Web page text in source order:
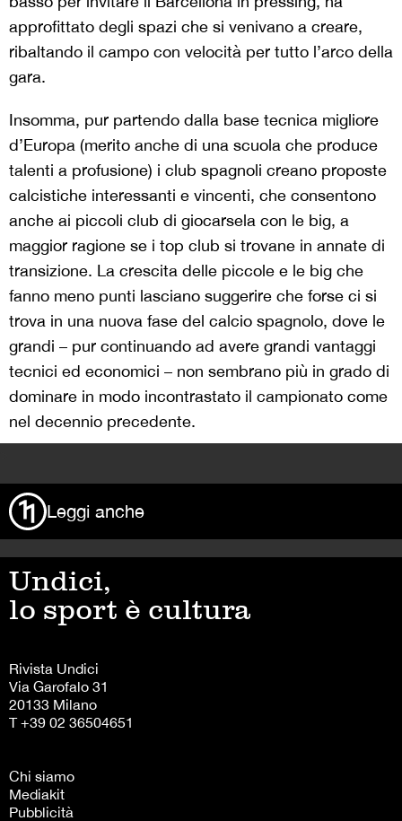
approfittato degli spazi che si venivano a creare,
ribaltando il campo con velocità per tutto l’arco della
gara.
Insomma, pur partendo dalla base tecnica migliore
d’Europa (merito anche di una scuola che produce
talenti a profusione) i club spagnoli creano proposte
calcistiche interessanti e vincenti, che consentono
anche ai piccoli club di giocarsela con le big, a
maggior ragione se i top club si trovane in annate di
transizione. La crescita delle piccole e le big che
fanno meno punti lasciano suggerire che forse ci si
trova in una nuova fase del calcio spagnolo, dove le
grandi – pur continuando ad avere grandi vantaggi
tecnici ed economici – non sembrano più in grado di
dominare in modo incontrastato il campionato come
nel decennio precedente.
Leggi anche
Undici,
lo sport è cultura
Rivista Undici
Via Garofalo 31
20133 Milano
T +39 02 36504651
Chi siamo
Mediakit
Pubblicità